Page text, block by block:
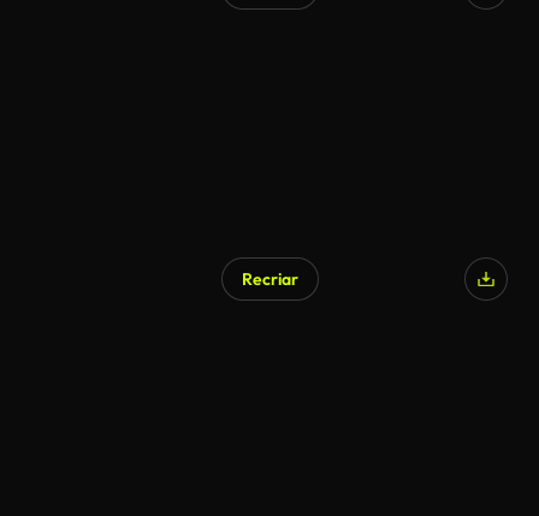
Recriar